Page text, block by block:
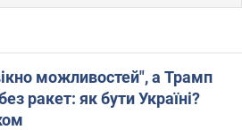
можливостей", а Трамп
ракет: як бути Україні?